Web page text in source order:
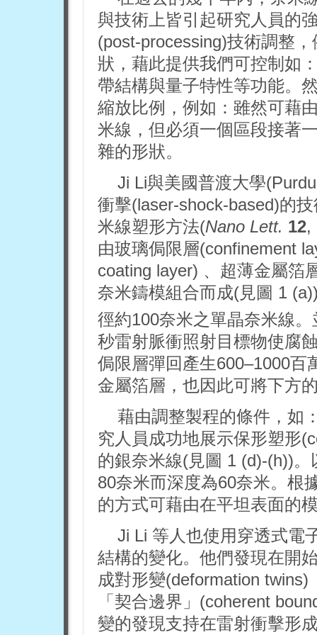
與技術上皆引起研究人員的
(post-processing)技術調整
狀，藉此提供我們可控制如
帶結構與量子特性等功能。
縮放比例，例如：雖然可藉
米線，但必須一個區段接著
雜的形狀。
Ji Li與美國普渡大學
衝擊(laser-shock-based)的
米線塑形方法(Nano Lett. 12,
由玻璃侷限層(confinement
coating layer) 、超薄金屬箔
奈米鑄模組合而成(見圖 1
徑約100奈米之單晶奈米線
秒雷射脈衝照射目標物使腐
侷限層彈回產生600–1000百
金屬箔層，也因此可將下方
藉由調整製程的條件，如
究人員成功地展示保形塑形
的銀奈米線(見圖 1 (d)-(h))
80奈米而深度為60奈米。根
的方式可藉由在平坦表面的
Ji Li 等人也使用穿透式電
結構的變化。他們發現在開
成對形變(deformation
「契合邊界」(coherent
變的發現支持在雷射衝擊形